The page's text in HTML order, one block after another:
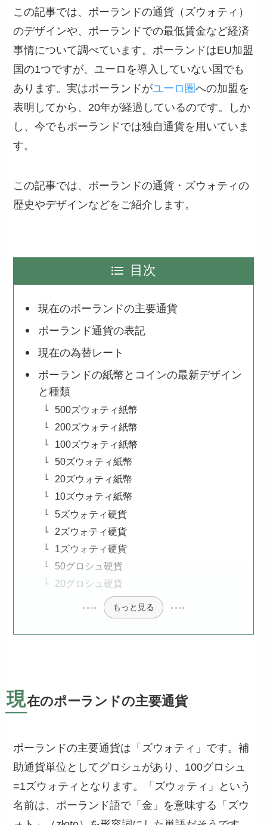
この記事では、ポーランドの通貨（ズウォティ）
のデザインや、ポーランドでの最低賃金など経済
事情について調べています。ポーランドはEU加盟
国の1つですが、ユーロを導入していない国でも
あります。実はポーランドがユーロ圏への加盟を
表明してから、20年が経過しているのです。しか
し、今でもポーランドでは独自通貨を用いていま
す。
この記事では、ポーランドの通貨・ズウォティの
歴史やデザインなどをご紹介します。
目次
現在のポーランドの主要通貨
ポーランド通貨の表記
現在の為替レート
ポーランドの紙幣とコインの最新デザイン
と種類
500ズウォティ紙幣
200ズウォティ紙幣
100ズウォティ紙幣
50ズウォティ紙幣
20ズウォティ紙幣
10ズウォティ紙幣
5ズウォティ硬貨
2ズウォティ硬貨
1ズウォティ硬貨
50グロシュ硬貨
20グロシュ硬貨
もっと見る
現在のポーランドの主要通貨
ポーランドの主要通貨は「ズウォティ」です。補
助通貨単位としてグロシュがあり、100グロシュ
=1ズウォティとなります。「ズウォティ」という
名前は、ポーランド語で「金」を意味する「ズウ